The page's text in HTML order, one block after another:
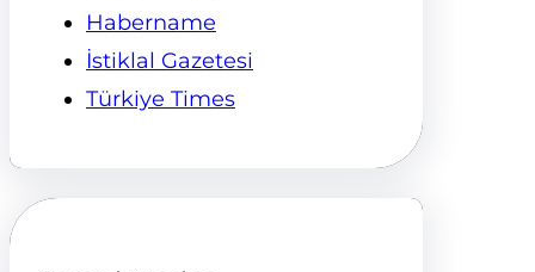
Habername
İstiklal Gazetesi
Türkiye Times